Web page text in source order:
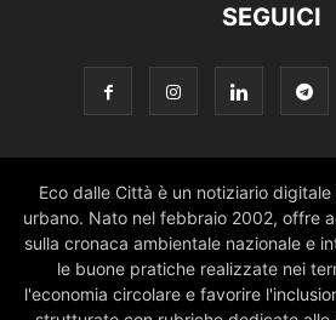
SEGUICI
Eco dalle Città è un notiziario
urbano. Nato nel febbraio 2002, offre
sulla cronaca ambientale nazionale e
le buone pratiche realizzate nei
l'economia circolare e favorire